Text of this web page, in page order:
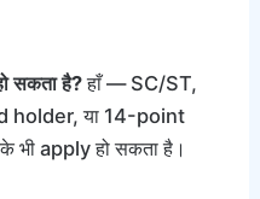
सकता है?हाँ — SC/ST,
holder, या 14-point
apply हो सकता है।